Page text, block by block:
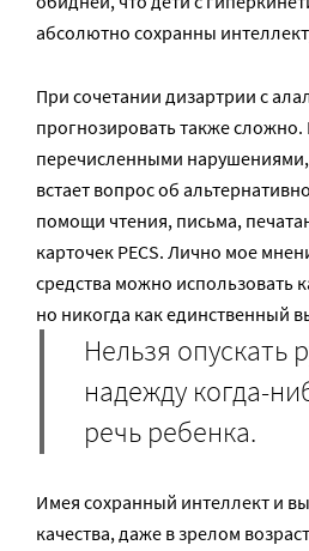
абсолютно сохранны
При сочетании дизартрии с
прогнозировать также
перечисленными
встает вопрос об
помощи чтения, письма,
карточек PECS. Лично мое
средства можно использовать
но никогда как единственный
Нельзя опускать
надежду когда-
речь ребенка.
Имея сохранный интеллект и
качества, даже в зрелом